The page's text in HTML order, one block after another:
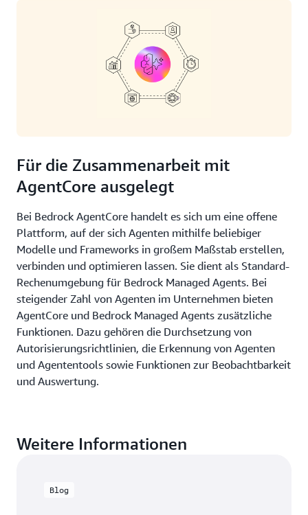
Für die Zusammenarbeit mit
AgentCore ausgelegt
Bei Bedrock AgentCore handelt es sich um eine offene
Plattform, auf der sich Agenten mithilfe beliebiger
Modelle und Frameworks in großem Maßstab erstellen,
verbinden und optimieren lassen. Sie dient als Standard-
Rechenumgebung für Bedrock Managed Agents. Bei
steigender Zahl von Agenten im Unternehmen bieten
AgentCore und Bedrock Managed Agents zusätzliche
Funktionen. Dazu gehören die Durchsetzung von
Autorisierungsrichtlinien, die Erkennung von Agenten
und Agententools sowie Funktionen zur Beobachtbarkeit
und Auswertung.
Weitere Informationen
Blog